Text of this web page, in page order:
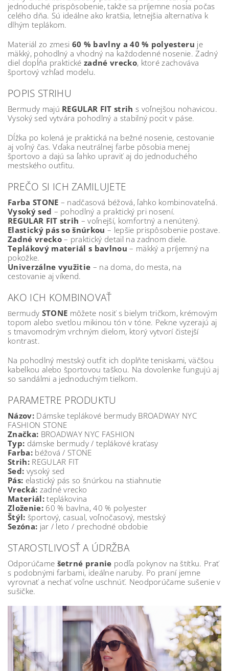
jednoduché prispôsobenie, takže sa príjemne nosia počas
celého dňa. Sú ideálne ako kratšia, letnejšia alternatíva k
dlhým teplákom.
Materiál zo zmesi 60 % bavlny a 40 % polyesteru je
mäkký, pohodlný a vhodný na každodenné nosenie. Zadný
diel dopĺňa praktickézadné vrecko, ktoré zachováva
športový vzhľad modelu.
POPIS STRIHU
Bermudy majú REGULAR FIT strih s voľnejšou nohavicou.
Vysoký sed vytvára pohodlný a stabilný pocit v páse.
Dĺžka po kolená je praktická na bežné nosenie, cestovanie
aj voľný čas. Vďaka neutrálnej farbe pôsobia menej
športovo a dajú sa ľahko upraviť aj do jednoduchého
mestského outfitu.
PREČO SI ICH ZAMILUJETE
Farba STONE – nadčasová béžová, ľahko kombinovateľná.
Vysoký sed – pohodlný a praktický pri nosení.
REGULAR FIT strih – voľnejší, komfortný a nenútený.
Elastický pás so šnúrkou – lepšie prispôsobenie postave.
Zadné vrecko– praktický detail na zadnom diele.
Teplákový materiál s bavlnou – mäkký a príjemný na
pokožke.
Univerzálne využitie – na doma, do mesta, na
cestovanie aj víkend.
AKO ICH KOMBINOVAŤ
Bermudy STONE môžete nosiť s bielym tričkom, krémovým
topom alebo svetlou mikinou tón v tóne. Pekne vyzerajú aj
s tmavomodrým vrchným dielom, ktorý vytvorí čistejší
kontrast.
Na pohodlný mestský outfit ich doplňte teniskami, väčšou
kabelkou alebo športovou taškou. Na dovolenke fungujú aj
so sandálmi a jednoduchým tielkom.
PARAMETRE PRODUKTU
Názov:Dámske teplákové bermudy BROADWAY NYC
FASHION STONE
Značka: BROADWAY NYC FASHION
Typ: dámske bermudy / teplákové kraťasy
Farba:béžová / STONE
Strih:REGULAR FIT
Sed: vysoký sed
Pás: elastický pás so šnúrkou na stiahnutie
Vrecká: zadné vrecko
Materiál:teplákovina
Zloženie:60 % bavlna, 40 % polyester
Štýl: športový, casual, voľnočasový, mestský
Sezóna: jar / leto / prechodné obdobie
STAROSTLIVOSŤ A ÚDRŽBA
Odporúčame šetrné pranie podľa pokynov na štítku. Prať
s podobnými farbami, ideálne naruby. Po praní jemne
vyrovnať a nechať voľne uschnúť. Neodporúčame sušenie v
sušičke.